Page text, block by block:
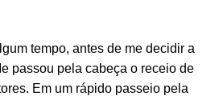
tempo, antes de me decidir a
passou pela cabeça o receio de
Em um rápido passeio pela